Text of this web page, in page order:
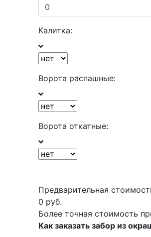
Калитка:
Ворота распашные:
Ворота откатные:
Предварительная
0 руб.
Более точная стоимость
Как заказать забор из